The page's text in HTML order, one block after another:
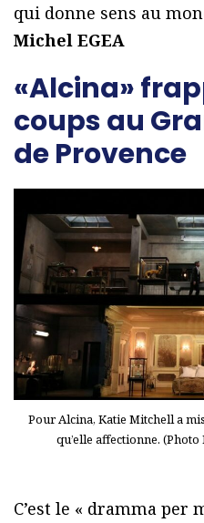
qui donne sens au
Michel EGEA
«Alcina»
coups au
de Provence
Pour Alcina, Katie Mitchell a
qu’elle affectionne.
C’est le « dramma per